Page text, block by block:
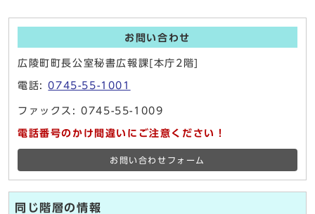
お問い合わせ
広陵町町長公室秘書広報課[本庁2階]
電話:0745-55-1001
ファックス: 0745-55-1009
電話番号のかけ間違いにご注意ください！
お問い合わせフォーム
同じ階層の情報